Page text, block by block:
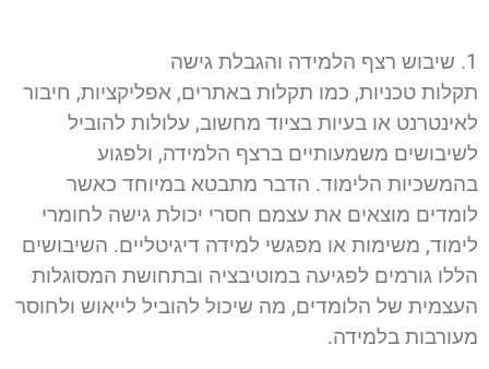
1. שיבוש רצף הלמידה והגבלת גישה
תקלות טכניות, כמו תקלות באתרים, אפליקציות, חיבור
לאינטרנט או בעיות בציוד מחשוב, עלולות להוביל
לשיבושים משמעותיים ברצף הלמידה, ולפגוע
בהמשכיות הלימוד. הדבר מתבטא במיוחד כאשר
לומדים מוצאים את עצמם חסרי יכולת גישה לחומרי
לימוד, משימות או מפגשי למידה דיגיטליים. השיבושים
הללו גורמים לפגיעה במוטיבציה ובתחושת המסוגלות
העצמית של הלומדים, מה שיכול להוביל לייאוש ולחוסר
מעורבות בלמידה.